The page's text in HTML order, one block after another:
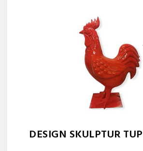
DESIGN SKULPTUR